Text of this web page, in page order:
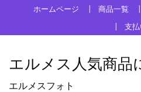
ホームページ 商品一覧
支
エルメス人気商品
エルメスフォト